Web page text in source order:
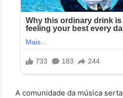
A comunidade da música